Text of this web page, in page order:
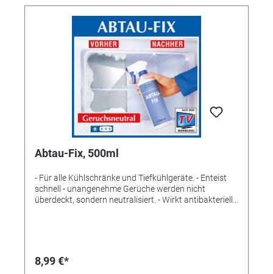
Vergleich zu gewöhnlichen Duschköpfen. Dabei
brauchen Sie in puncto Reinigungsleistung keine
Abstriche zu machen. Auf den gewohnten Komfort
müssen Sie nicht verzichten, denn durch Zufuhr von
Luft wird der Wasserstrahl gestreut. Das heißt:
Obwohl weniger Wasser fließt, werden Sie keinen
Unterschied bemerken. Die Funktionsweise ist also
ganz ähnlich wie bei Wasserspar-Strahlreglern.
Außerdem: Je kleiner der Strahlwinkel, desto weniger
Wasser spritzt ungenutzt zur Seite. Für Sie bedeutet
dies: beste Körperpflege, derselbe Komfort bei deutlich
niedrigeren Kosten.
Abtau-Fix, 500ml
- Für alle Kühlschränke und Tiefkühlgeräte. - Enteist
schnell - unangenehme Gerüche werden nicht
überdeckt, sondern neutralisiert. - Wirkt antibakteriell
8,99 €*